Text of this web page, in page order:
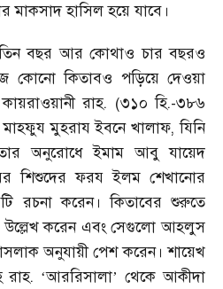
মাকসাদ হাসিল হয়ে যাবে।
বছর আর কোথাও চার বছরও
কোনো কিতাবও পড়িয়ে দেওয়া
রাহ. (৩১০ হি.-৩৮৬
মুহরায ইবনে খালাফ,যিনি
অনুরোধে ইমাম আবু যায়েদ
শিশুদের ফরয ইলম শেখানোর
রচনা করেন। কিতাবের শুরুতে
উল্লেখ করেন এবং সেগুলো আহলুস
অনুযায়ী পেশ করেন। শায়েখ
‘আররিসালা’থেকে আকীদা